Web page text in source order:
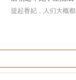
提起香妃，人们大概